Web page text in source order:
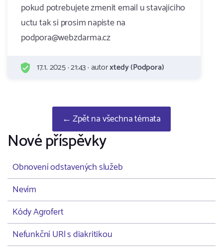
pokud potrebujete zmenit email u stavajiciho
uctu tak si prosim napiste na
podpora@webzdarma.cz
17.1. 2025 · 21:43 · autorxtedy (Podpora)
← Zpět na všechna témata
Nové příspěvky
Obnovení odstavených služeb
Nevím
Kódy Agrofert
Nefunkční URl s diakritikou